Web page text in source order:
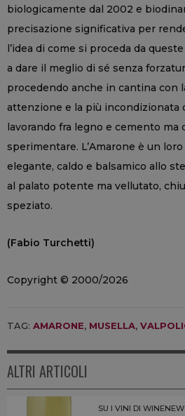
biologicamente dal 2002 e
precisazione significativa per
l’idea di come si proceda da
a dare il meglio di sé senza
procedendo anche in cantina con
attenzione e la più incondizionata
lavorando fra legno e cemento ma
sperimentare. L’Amarone è un
elegante, caldo e balsamico allo
al palato potente ma vellutato,
speziato.
(Fabio Turchetti)
Copyright © 2000/2026
TAG: AMARONE, MUSELLA,
ALTRI ARTICOLI
SU I VINI DI